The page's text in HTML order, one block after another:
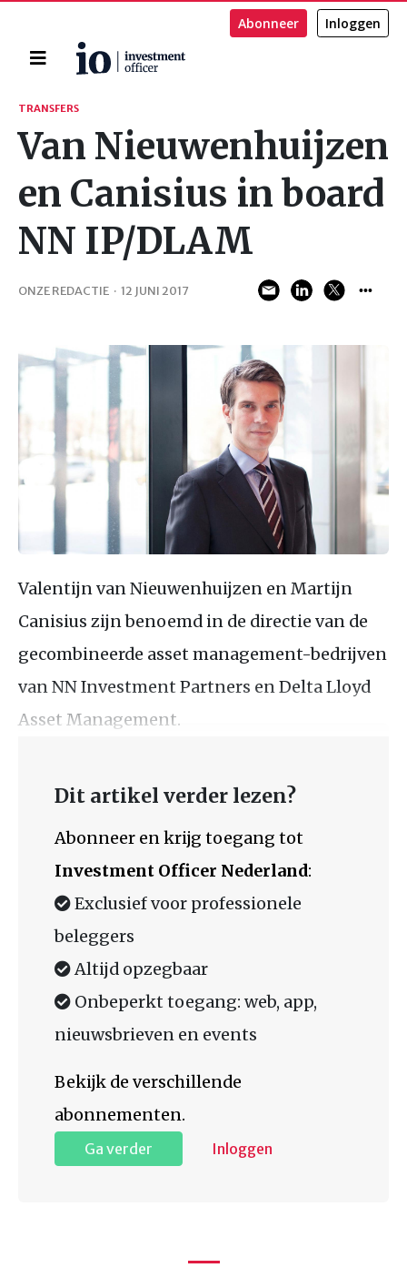
Home
Abonneer Inloggen
Zoeken
TRANSFERS
Van Nieuwenhuijzen
en Canisius in board
NN IP/DLAM
ONZE REDACTIE · 12 JUNI 2017
Valentijn van Nieuwenhuijzen en Martijn
Canisius zijn benoemd in de directie van de
gecombineerde asset management-bedrijven
van NN Investment Partners en Delta Lloyd
Asset Management.
Dit artikel verder lezen?
Abonneer en krijg toegang tot
Investment Officer Nederland:
Exclusief voor professionele
beleggers
Altijd opzegbaar
Onbeperkt toegang: web, app,
nieuwsbrieven en events
Bekijk de verschillende
abonnementen.
Ga verder Inloggen